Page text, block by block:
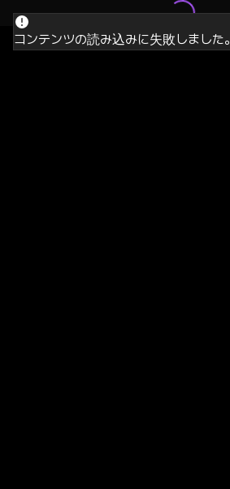
コンテンツの読み込みに失敗しました。